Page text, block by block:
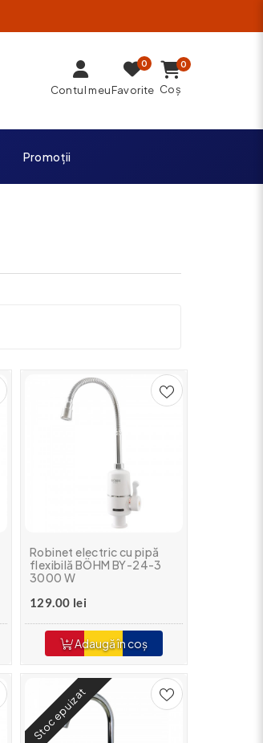
Contul meuFavorite
0
Coș
0
Promoții
Robinet electric cu pipă
flexibilă BÖHM BY-24-3
3000 W
129.00 lei
Adaugă în coș
Stoc epuizat